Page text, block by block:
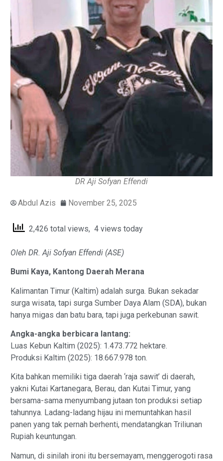
DR Aji Sofyan Effendi
Abdul Azis November 25, 2025
2,426 total views, 4 views today
Oleh DR. Aji Sofyan Effendi (ASE)
Bumi Kaya, Kantong Daerah Merana
Kalimantan Timur (Kaltim) adalah surga. Bukan sekadar
surga wisata, tapi surga Sumber Daya Alam (SDA), bukan
hanya migas dan batu bara, tapi juga perkebunan sawit.
Angka-angka berbicara lantang:
Luas Kebun Kaltim (2025): 1.473.772 hektare.
Produksi Kaltim (2025): 18.667.978 ton.
Kita bahkan memiliki tiga daerah ‘raja sawit’ di daerah,
yakni Kutai Kartanegara, Berau, dan Kutai Timur, yang
bersama-sama menyumbang jutaan ton produksi setiap
tahunnya. Ladang-ladang hijau ini memuntahkan hasil
panen yang tak pernah berhenti, mendatangkan Triliunan
Rupiah keuntungan.
Namun, di sinilah ironi itu bersemayam, menggerogoti rasa